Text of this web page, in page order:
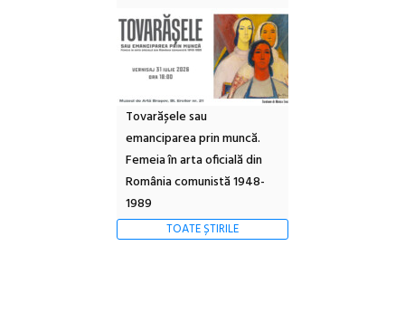
Tovarășele sau
emanciparea prin muncă.
Femeia în arta oficială din
România comunistă 1948-
1989
TOATE ȘTIRILE